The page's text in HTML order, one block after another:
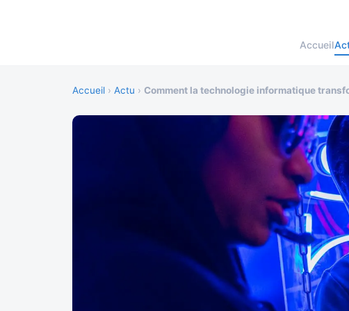
Accueil
Accueil › Actu › Comment la technologie informatique